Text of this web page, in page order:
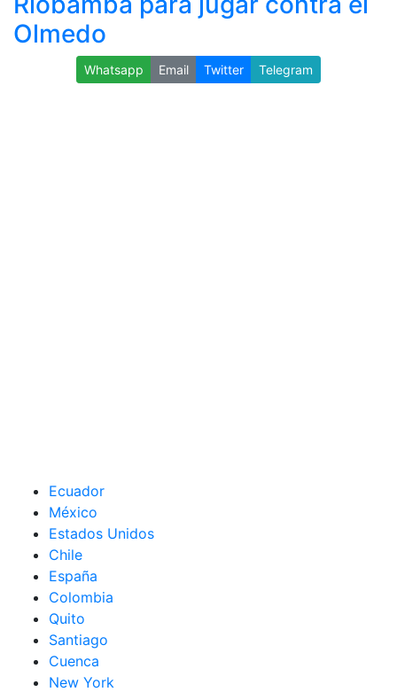
Olmedo
Whatsapp Email Twitter Telegram
Ecuador
México
Estados Unidos
Chile
España
Colombia
Quito
Santiago
Cuenca
New York